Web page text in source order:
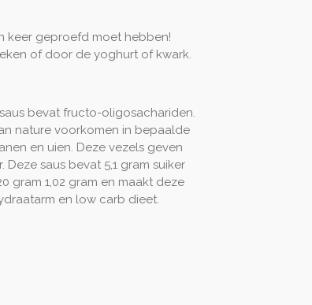
keer geproefd moet hebben!
of door de yoghurt of kwark.
bevat fructo-oligosachariden.
nature voorkomen in bepaalde
en uien. Deze vezels geven
saus bevat 5,1 gram suiker
gram 1,02 gram en maakt deze
en low carb dieet.